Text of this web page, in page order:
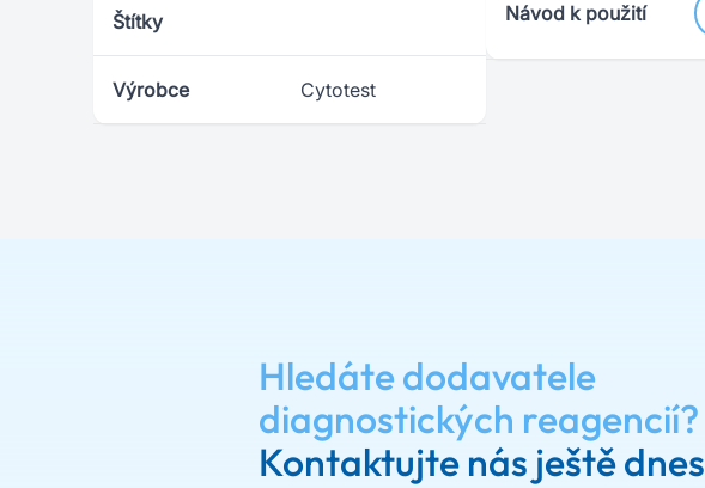
Štítky
Výrobce Cytotest
Návod k použití
Hledáte dodavatele
diagnostických reagencií?
Kontaktujte nás ještě dnes